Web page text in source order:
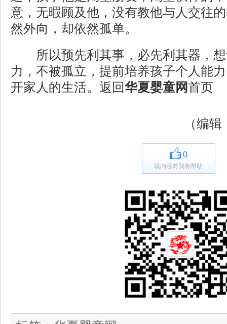
意，无暇顾及他，没有教他与人交往
然外向，却依然孤单。
所以预先利其事，必先利其器，想
力，不被孤立，提前培养孩子个人能
开家人的生活。返回 华夏婴童网首页
（编
0
该内容对我有帮助